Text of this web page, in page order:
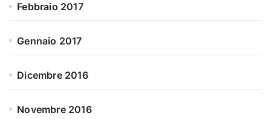
Febbraio 2017
Gennaio 2017
Dicembre 2016
Novembre 2016